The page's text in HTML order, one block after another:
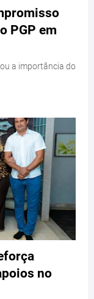
PGP em
a importância do
no